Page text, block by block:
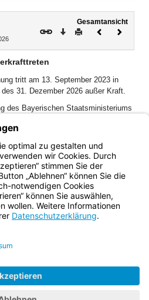
Gesamtansicht
Download
DruckenVorheriges
tritt am 13. September 2023 in
31. Dezember 2026 außer Kraft.
des Bayerischen Staatsministeriums
von Wohnraum für Studierende
Ablauf des 12. September 2023